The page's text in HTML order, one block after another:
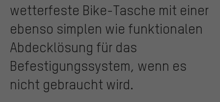
wetterfeste Bike-Tasche mit einer
ebenso simplen wie funktionalen
Abdecklösung für das
Befestigungssystem, wenn es
nicht gebraucht wird.